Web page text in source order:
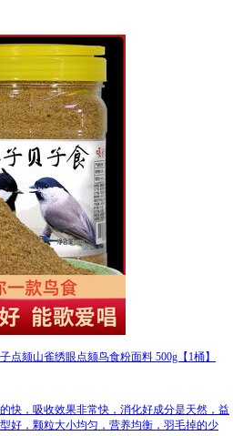
点颏山雀绣眼点颏鸟食粉面料 500g【1桶】
快，吸收效果非常快，消化好成分是天然，益
好，颗粒大小均匀，营养均衡，羽毛掉的少